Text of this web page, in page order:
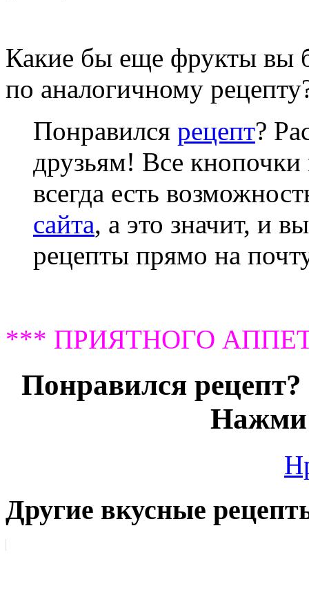
Какие бы еще фрукты вы
по аналогичному
Понравился рецепт?
друзьям! Все кнопочки
всегда есть
сайта, а это значит, и
рецепты прямо на
*** ПРИЯТНОГО
Понравился
Нажми
Другие вкусные